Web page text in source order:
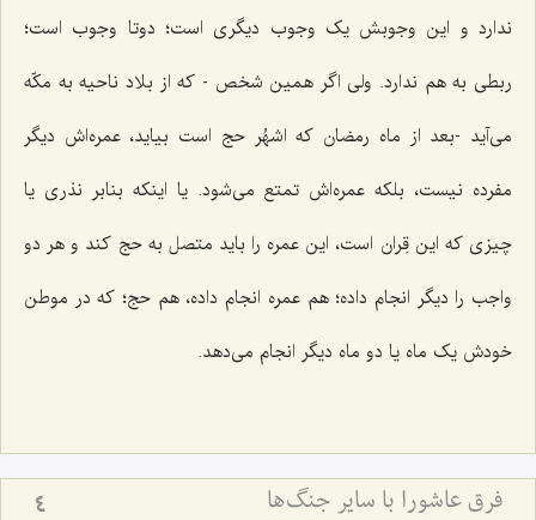
ندارد و این وجوبش یک وجوب دیگری است؛ دوتا وجوب است؛
ربطی به هم ندارد. ولی اگر همین شخص - که از بلاد ناحیه به مکّه
می‌آید -بعد از ماه رمضان که اشهُر حج است بیاید، عمره‌اش دیگر
مفرده نیست، بلکه عمره‌اش تمتع می‌شود. یا اینکه بنابر نذری یا
چیزی که این قِران است، این عمره را باید متصل به حج کند و هر دو
واجب را دیگر انجام داده؛ هم عمره انجام داده، هم حج؛ که در موطن
خودش یک ماه یا دو ماه دیگر انجام می‌دهد.
فرق عاشورا با سایر جنگ‌ها 4